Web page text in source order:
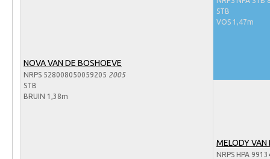
Zoek een NRPS paard
NOVA VAN DE BOSHOEVE
NRPS 528008050059205 2005
STB
BRUIN 1,38m
STB
VOS 1,47m
MELODY VAN
NRPS HPA